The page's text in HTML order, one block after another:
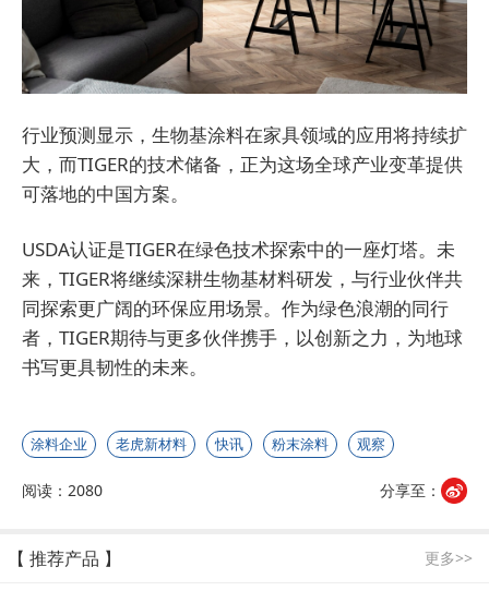
行业预测显示，生物基涂料在家具领域的应用将持续扩
大，而TIGER的技术储备，正为这场全球产业变革提供
可落地的中国方案。
USDA认证是TIGER在绿色技术探索中的一座灯塔。未
来，TIGER将继续深耕生物基材料研发，与行业伙伴共
同探索更广阔的环保应用场景。作为绿色浪潮的同行
者，TIGER期待与更多伙伴携手，以创新之力，为地球
书写更具韧性的未来。
涂料企业 老虎新材料 快讯 粉末涂料 观察
阅读：2080 分享至：
【 推荐产品 】 更多>>